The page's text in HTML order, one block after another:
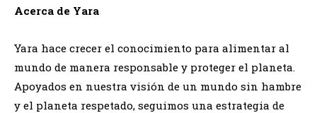
Acerca de Yara
Yara hace crecer el conocimiento para alimentar al
mundo de manera responsable y proteger el planeta.
Apoyados en nuestra visión de un mundo sin hambre
y el planeta respetado, seguimos una estrategia de